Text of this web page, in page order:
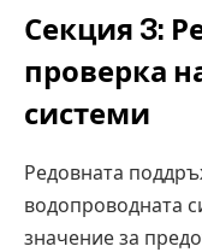
Секция 3:
проверка
системи
Редовната
водопроводната
значение за